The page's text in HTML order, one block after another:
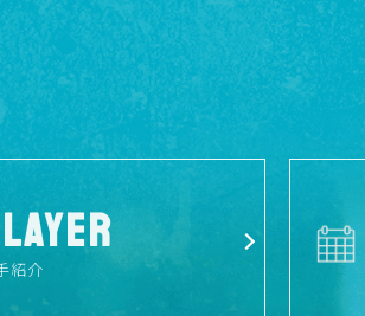
紹介